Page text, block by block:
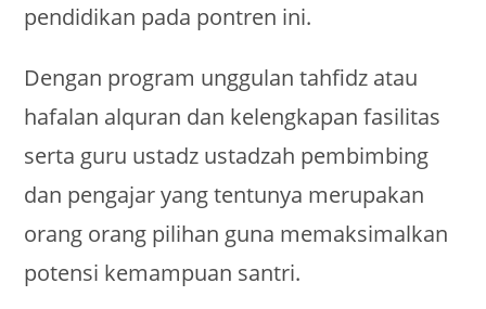
pendidikan pada pontren ini.
Dengan program unggulan tahfidz atau
hafalan alquran dan kelengkapan fasilitas
serta guru ustadz ustadzah pembimbing
dan pengajar yang tentunya merupakan
orang orang pilihan guna memaksimalkan
potensi kemampuan santri.